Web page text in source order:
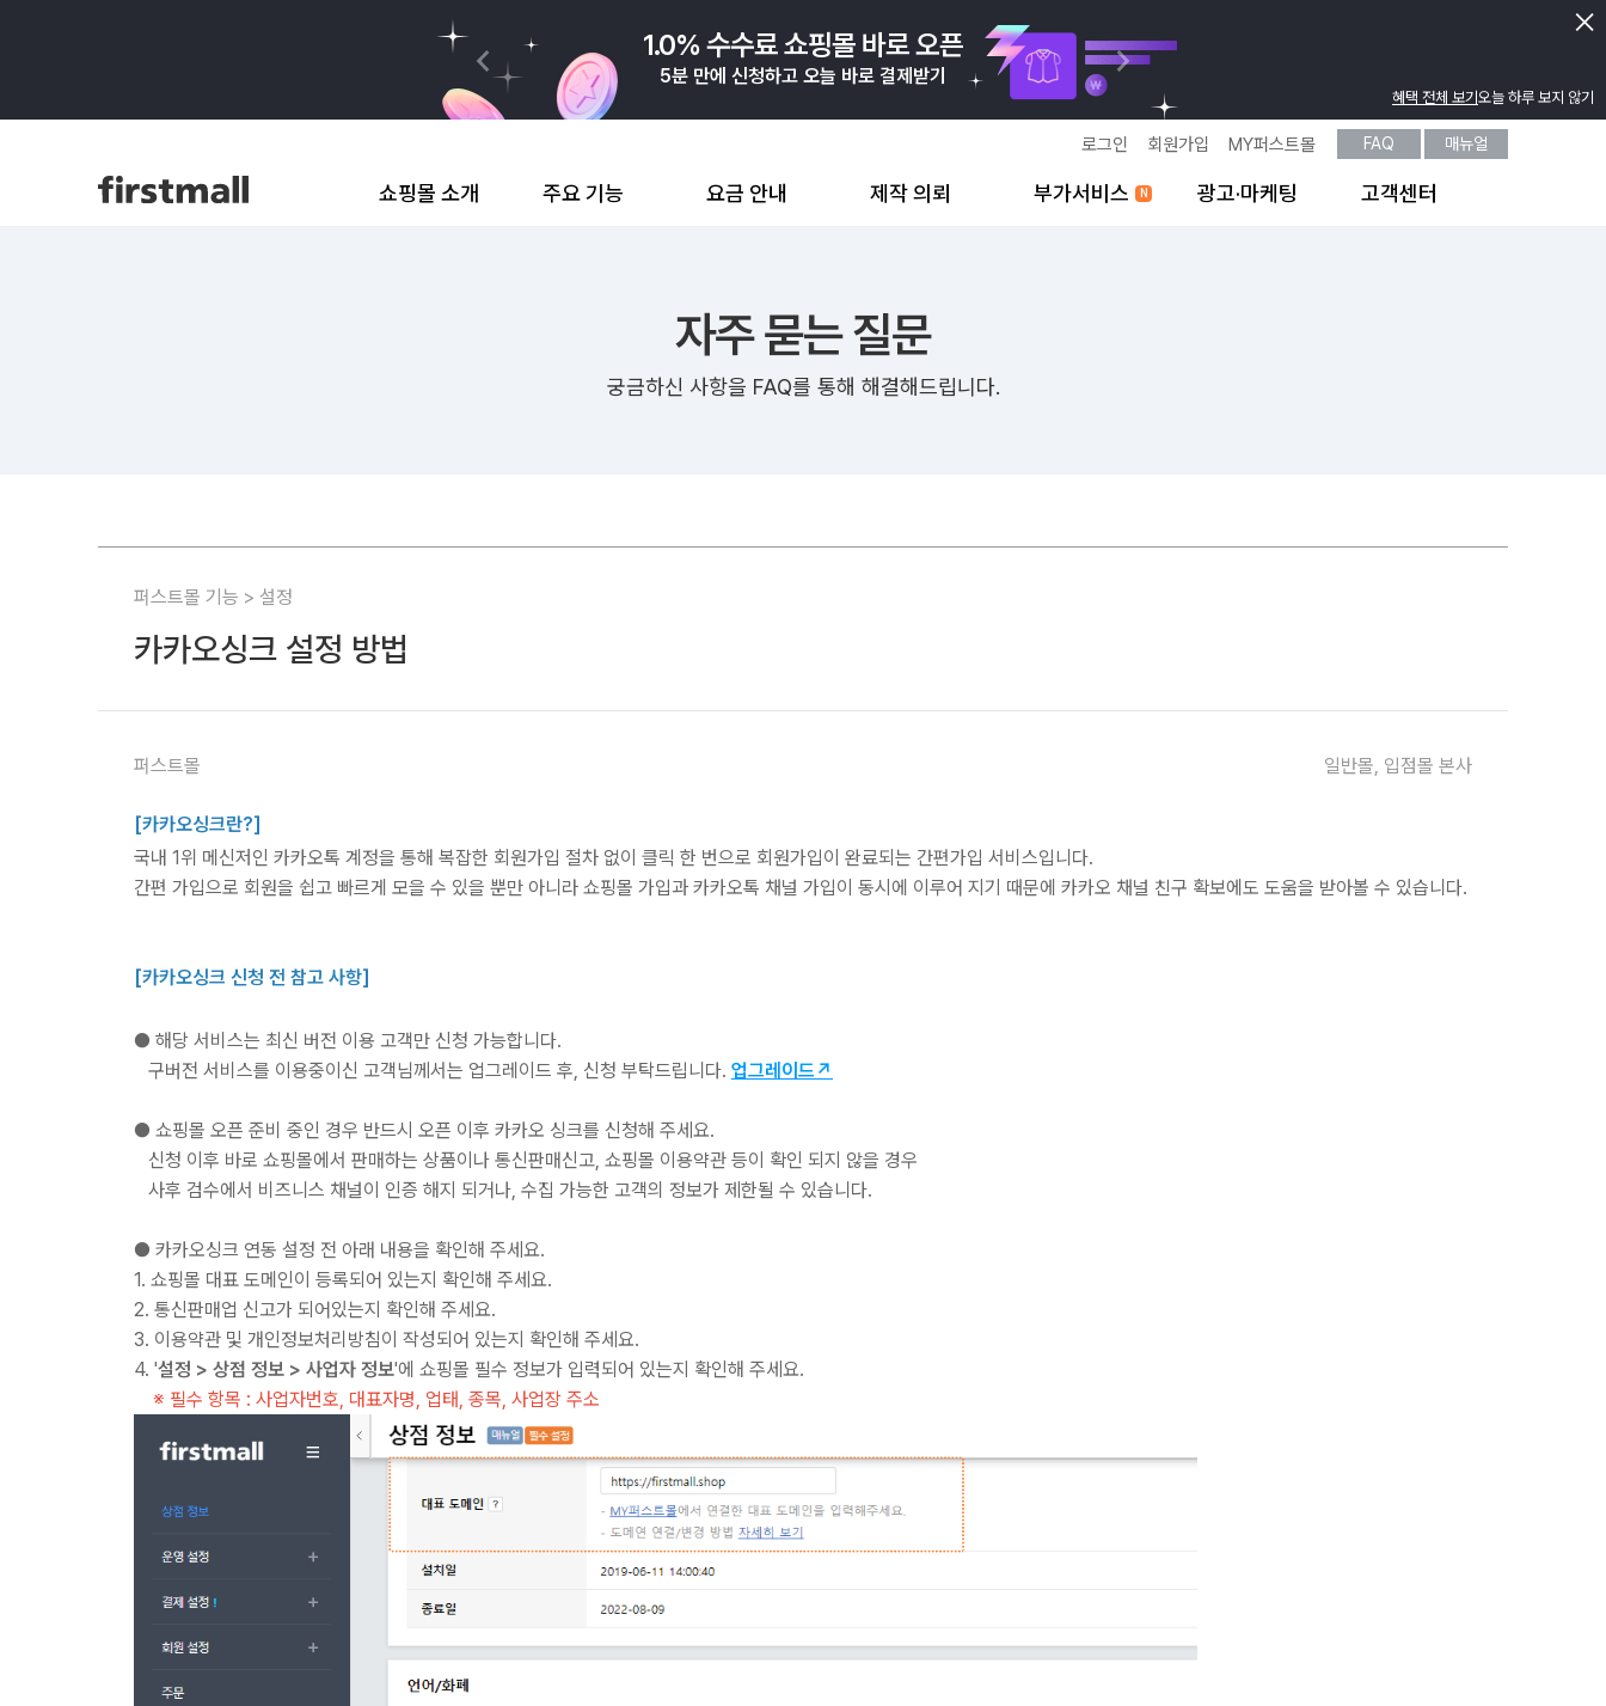
아직 쿠팡 판매자가 아니신가요?
1분 만에 가입하고 쿠팡 캐시 3만 원 받기
혜택 전체 보기 오늘 하루 보지 않기
로그인 회원가입 MY퍼스트몰 FAQ 매뉴얼
쇼핑몰 소개 주요 기능 요금 안내 제작 의뢰 부가서비스 광고·마케팅 고객센터
자주 묻는 질문
궁금하신 사항을 FAQ를 통해 해결해드립니다.
퍼스트몰 기능 > 설정
카카오싱크 설정 방법
퍼스트몰 일반몰, 입점몰 본사
[카카오싱크란?]
국내 1위 메신저인 카카오톡 계정을 통해 복잡한 회원가입 절차 없이 클릭 한 번으로 회원가입이 완료되는 간편가입 서비스입니다.
간편 가입으로 회원을 쉽고 빠르게 모을 수 있을 뿐만 아니라 쇼핑몰 가입과 카카오톡 채널 가입이 동시에 이루어 지기 때문에 카카오 채널 친구 확보에도 도움을 받아볼 수 있습니다.
[카카오싱크 신청 전 참고 사항]
● 해당 서비스는 최신 버전 이용 고객만 신청 가능합니다.
구버전 서비스를 이용중이신 고객님께서는 업그레이드 후, 신청 부탁드립니다. 업그레이드↗
● 쇼핑몰 오픈 준비 중인 경우 반드시 오픈 이후 카카오 싱크를 신청해 주세요.
신청 이후 바로 쇼핑몰에서 판매하는 상품이나 통신판매신고, 쇼핑몰 이용약관 등이 확인 되지 않을 경우
사후 검수에서 비즈니스 채널이 인증 해지 되거나, 수집 가능한 고객의 정보가 제한될 수 있습니다.
● 카카오싱크 연동 설정 전 아래 내용을 확인해 주세요.
1. 쇼핑몰 대표 도메인이 등록되어 있는지 확인해 주세요.
2. 통신판매업 신고가 되어있는지 확인해 주세요.
3. 이용약관 및 개인정보처리방침이 작성되어 있는지 확인해 주세요.
4. '설정 > 상점 정보 > 사업자 정보'에 쇼핑몰 필수 정보가 입력되어 있는지 확인해 주세요.
※ 필수 항목 : 사업자번호, 대표자명, 업태, 종목, 사업장 주소